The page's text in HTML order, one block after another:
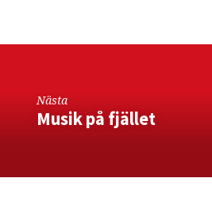
Nästa
Musik på fjället